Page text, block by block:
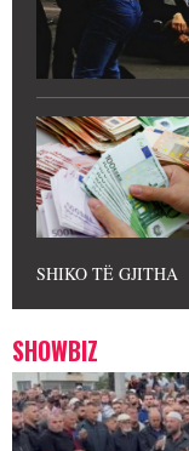
SHIKO TË GJITHA
SHOWBIZ